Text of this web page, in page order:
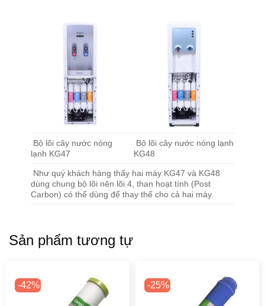
Bộ lõi cây nước nóng
lạnh KG47
Bộ lõi cây nước nóng lạnh
KG48
Như quý khách hàng thấy hai máy KG47 và KG48
dùng chung bộ lõi nên lõi 4, than hoạt tính (Post
Carbon) có thể dùng để thay thế cho cả hai máy.
Sản phẩm tương tự
-42% -25%